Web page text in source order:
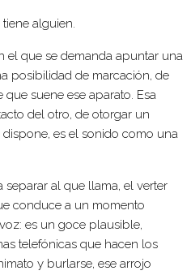
alguien.
el que se demanda apuntar una
posibilidad de marcación, de
suene ese aparato. Esa
del otro, de otorgar un
es el sonido como una
separar al que llama, el verter
conduce a un momento
es un goce plausible,
telefónicas que hacen los
y burlarse, ese arrojo